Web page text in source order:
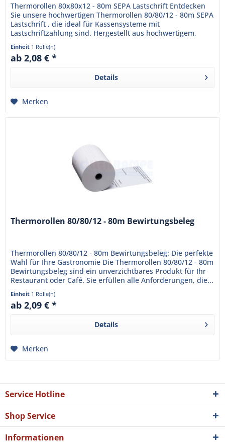
Thermorollen 80x80x12 - 80m SEPA Lastschrift Entdecken
Sie unsere hochwertigen Thermorollen 80/80/12 - 80m SEPA
Lastschrift , die ideal für Kassensysteme mit
Lastschriftzahlung sind. Hergestellt aus hochwertigem,
Einheit 1 Rolle(n)
ab 2,08 € *
Details
Merken
Thermorollen 80/80/12 - 80m Bewirtungsbeleg
Thermorollen 80/80/12 - 80m Bewirtungsbeleg: Die perfekte
Wahl für Ihre Gastronomie Die Thermorollen 80/80/12 - 80m
Bewirtungsbeleg sind ein unverzichtbares Produkt für Ihr
Restaurant oder Café. Sie erfüllen alle Anforderungen, die...
Einheit 1 Rolle(n)
ab 2,09 € *
Details
Merken
Service Hotline
Shop Service
Informationen